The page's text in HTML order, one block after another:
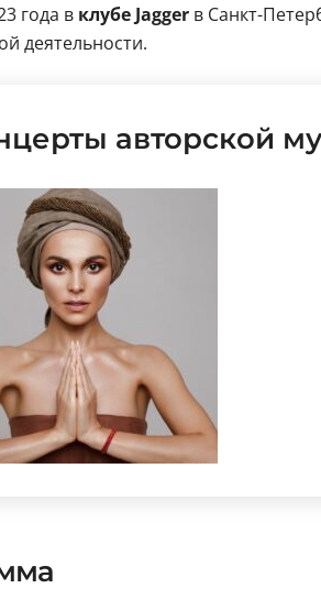
года в клубе Jaggerв Санкт-
деятельности.
авторской